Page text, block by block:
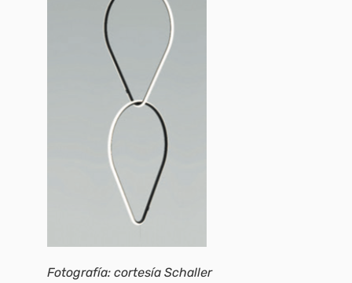
Fotografía: cortesía Schaller